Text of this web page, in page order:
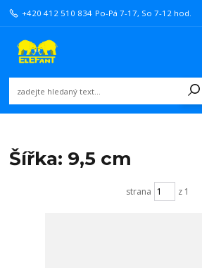
+420 412 510 834 Po-Pá 7-17, So 7-12 hod.
Šířka: 9,5 cm
strana z 1